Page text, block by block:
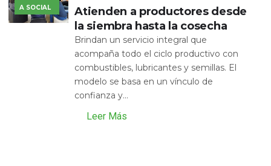
A SOCIAL
Atienden a productores desde
la siembra hasta la cosecha
Brindan un servicio integral que
acompaña todo el ciclo productivo con
combustibles, lubricantes y semillas. El
modelo se basa en un vínculo de
confianza y...
Leer Más